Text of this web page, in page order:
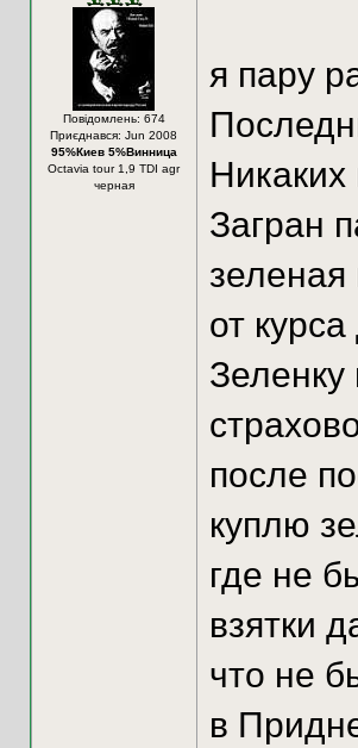
Повідомлень: 674
Приєднався: Jun 2008
95%Киев 5%Винница
Octavia tour 1,9 TDI agr
черная
я пару
Никаких
Загран
от
Зеленку
после
куплю
где не
взятки
что не
в